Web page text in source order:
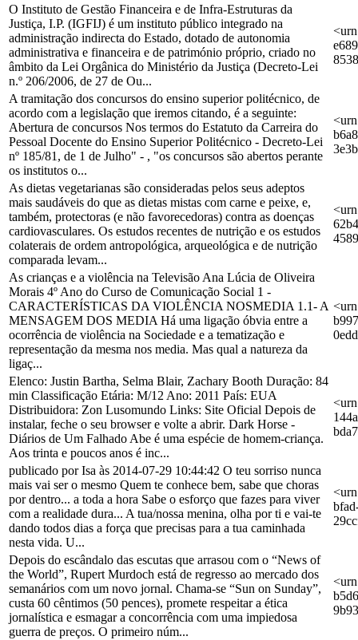
O Instituto de Gestão Financeira e de Infra-Estruturas da
Justiça, I.P. (IGFIJ) é um instituto público integrado na
administração indirecta do Estado, dotado de autonomia
administrativa e financeira e de património próprio, criado no
âmbito da Lei Orgânica do Ministério da Justiça (Decreto-Lei
n.º 206/2006, de 27 de Ou...
A tramitação dos concursos do ensino superior politécnico, de
acordo com a legislação que iremos citando, é a seguinte:
Abertura de concursos Nos termos do Estatuto da Carreira do
Pessoal Docente do Ensino Superior Politécnico - Decreto-Lei
nº 185/81, de 1 de Julho" - , "os concursos são abertos perante
os institutos o...
As dietas vegetarianas são consideradas pelos seus adeptos
mais saudáveis do que as dietas mistas com carne e peixe, e,
também, protectoras (e não favorecedoras) contra as doenças
cardiovasculares. Os estudos recentes de nutrição e os estudos
colaterais de ordem antropológica, arqueológica e de nutrição
comparada levam...
As crianças e a violência na Televisão Ana Lúcia de Oliveira
Morais 4º Ano do Curso de Comunicação Social 1 -
CARACTERÍSTICAS DA VIOLÊNCIA NOSMEDIA 1.1- A
MENSAGEM DOS MEDIA Há uma ligação óbvia entre a
ocorrência de violência na Sociedade e a tematização e
representação da mesma nos media. Mas qual a natureza da
ligaç...
Elenco: Justin Bartha, Selma Blair, Zachary Booth Duração: 84
min Classificação Etária: M/12 Ano: 2011 País: EUA
Distribuidora: Zon Lusomundo Links: Site Oficial Depois de
instalar, feche o seu browser e volte a abrir. Dark Horse -
Diários de Um Falhado Abe é uma espécie de homem-criança.
Aos trinta e poucos anos é inc...
publicado por Isa às 2014-07-29 10:44:42 O teu sorriso nunca
mais vai ser o mesmo Quem te conhece bem, sabe que choras
por dentro... a toda a hora Sabe o esforço que fazes para viver
com a realidade dura... A tua/nossa menina, olha por ti e vai-te
dando todos dias a força que precisas para a tua caminhada
nesta vida. U...
Depois do escândalo das escutas que arrasou com o “News of
the World”, Rupert Murdoch está de regresso ao mercado dos
semanários com um novo jornal. Chama-se “Sun on Sunday”,
custa 60 cêntimos (50 pences), promete respeitar a ética
jornalística e esmagar a concorrência com uma impiedosa
guerra de preços. O primeiro núm...